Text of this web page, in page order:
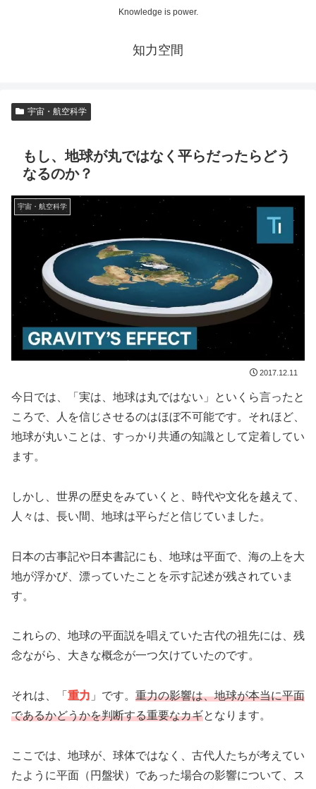
Knowledge is power.
知力空間
宇宙・航空科学
もし、地球が丸ではなく平らだったらどう
なるのか？
宇宙・航空科学
2017.12.11
今日では、「実は、地球は丸ではない」といくら言ったと
ころで、人を信じさせるのはほぼ不可能です。それほど、
地球が丸いことは、すっかり共通の知識として定着してい
ます。
しかし、世界の歴史をみていくと、時代や文化を越えて、
人々は、長い間、地球は平らだと信じていました。
日本の古事記や日本書記にも、地球は平面で、海の上を大
地が浮かび、漂っていたことを示す記述が残されていま
す。
これらの、地球の平面説を唱えていた古代の祖先には、残
念ながら、大きな概念が一つ欠けていたのです。
それは、「 重力 」です。 重力の影響は、地球が本当に平面
であるかどうかを判断する重要なカギとなります。
ここでは、地球が、球体ではなく、古代人たちが考えてい
たように平面（円盤状）であった場合の影響について、ス